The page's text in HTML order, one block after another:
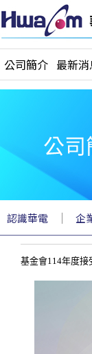
公司簡介 最新消
認識華電 ｜ 企
基金會114年度接